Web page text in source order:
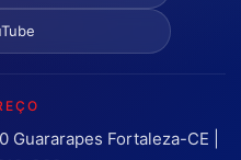
Guararapes Fortaleza-CE |